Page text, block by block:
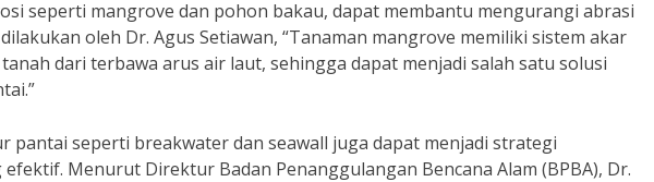
seperti mangrove dan pohon bakau, dapat membantu mengurangi abrasi
oleh Dr. Agus Setiawan, “Tanaman mangrove memiliki sistem akar
dari terbawa arus air laut, sehingga dapat menjadi salah satu solusi
pantai seperti breakwater dan seawall juga dapat menjadi strategi
Menurut Direktur Badan Penanggulangan Bencana Alam (BPBA), Dr.